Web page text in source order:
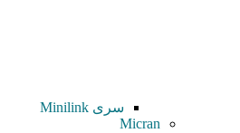
سری Minilink
Micran